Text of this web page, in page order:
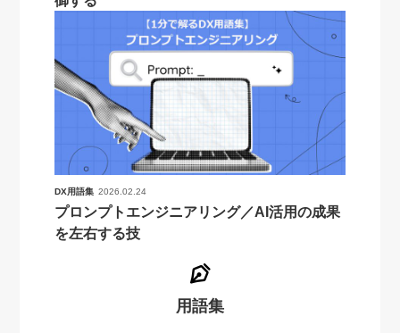
DX用語集 2026.02.24
プロンプトエンジニアリング／AI活用の成果
を左右する技
用語集